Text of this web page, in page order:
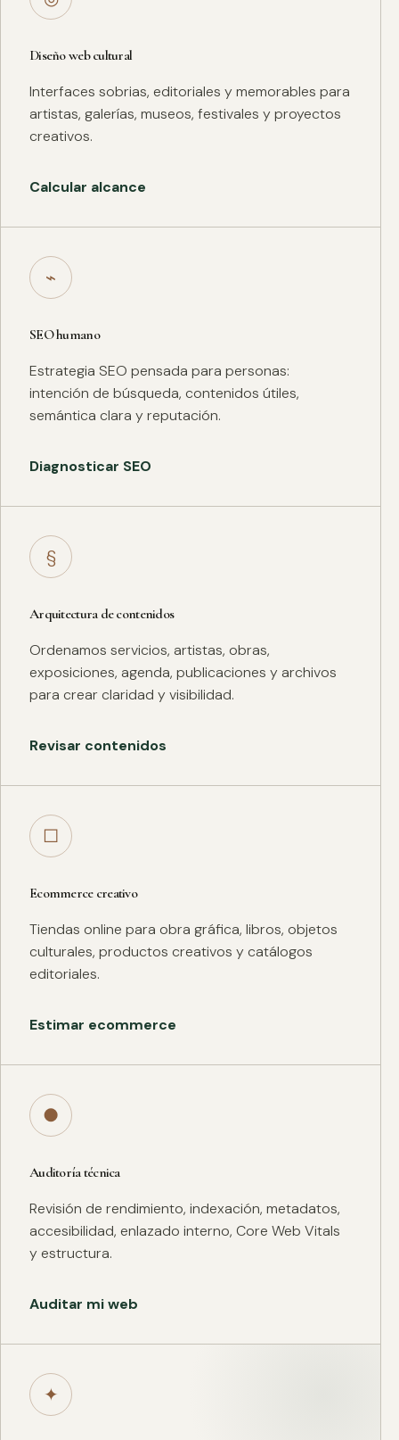
Diseño web cultural
Interfaces sobrias, editoriales y memorables para
artistas, galerías, museos, festivales y proyectos
creativos.
Calcular alcance
⌁
SEO humano
Estrategia SEO pensada para personas:
intención de búsqueda, contenidos útiles,
semántica clara y reputación.
Diagnosticar SEO
§
Arquitectura de contenidos
Ordenamos servicios, artistas, obras,
exposiciones, agenda, publicaciones y archivos
para crear claridad y visibilidad.
Revisar contenidos
□
Ecommerce creativo
Tiendas online para obra gráfica, libros, objetos
culturales, productos creativos y catálogos
editoriales.
Estimar ecommerce
●
Auditoría técnica
Revisión de rendimiento, indexación, metadatos,
accesibilidad, enlazado interno, Core Web Vitals
y estructura.
Auditar mi web
✦